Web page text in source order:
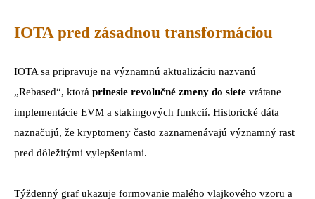
IOTA pred zásadnou transformáciou
IOTA sa pripravuje na významnú aktualizáciu nazvanú
„Rebased“, ktorá prinesie revolučné zmeny do siete vrátane
implementácie EVM a stakingových funkcií. Historické dáta
naznačujú, že kryptomeny často zaznamenávajú významný rast
pred dôležitými vylepšeniami.
Týždenný graf ukazuje formovanie malého vlajkového vzoru a